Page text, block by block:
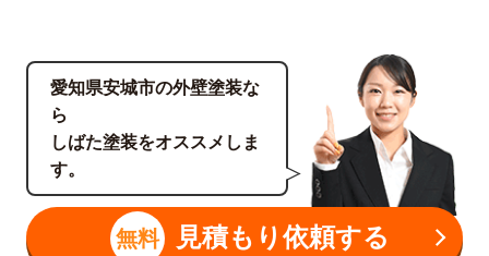
愛知県安城市の外壁塗装な
ら
しばた塗装をオススメしま
す。
無料 見積もり依頼する